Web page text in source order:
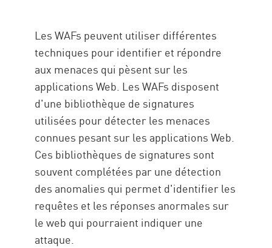
Les WAFs peuvent utiliser différentes
techniques pour identifier et répondre
aux menaces qui pèsent sur les
applications Web. Les WAFs disposent
d'une bibliothèque de signatures
utilisées pour détecter les menaces
connues pesant sur les applications Web.
Ces bibliothèques de signatures sont
souvent complétées par une détection
des anomalies qui permet d'identifier les
requêtes et les réponses anormales sur
le web qui pourraient indiquer une
attaque.